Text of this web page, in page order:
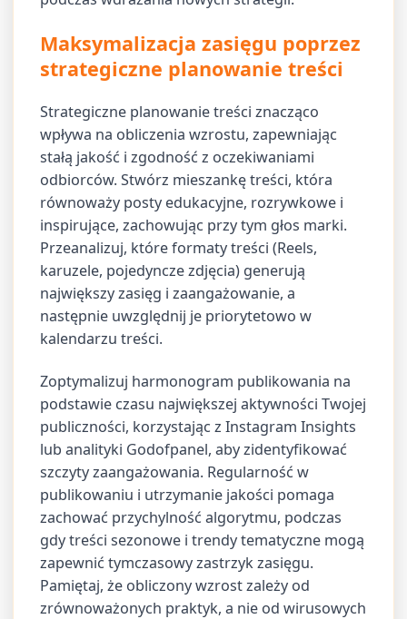
Maksymalizacja zasięgu poprzez
strategiczne planowanie treści
Strategiczne planowanie treści znacząco
wpływa na obliczenia wzrostu, zapewniając
stałą jakość i zgodność z oczekiwaniami
odbiorców. Stwórz mieszankę treści, która
równoważy posty edukacyjne, rozrywkowe i
inspirujące, zachowując przy tym głos marki.
Przeanalizuj, które formaty treści (Reels,
karuzele, pojedyncze zdjęcia) generują
największy zasięg i zaangażowanie, a
następnie uwzględnij je priorytetowo w
kalendarzu treści.
Zoptymalizuj harmonogram publikowania na
podstawie czasu największej aktywności Twojej
publiczności, korzystając z Instagram Insights
lub analityki Godofpanel, aby zidentyfikować
szczyty zaangażowania. Regularność w
publikowaniu i utrzymanie jakości pomaga
zachować przychylność algorytmu, podczas
gdy treści sezonowe i trendy tematyczne mogą
zapewnić tymczasowy zastrzyk zasięgu.
Pamiętaj, że obliczony wzrost zależy od
zrównoważonych praktyk, a nie od wirusowych